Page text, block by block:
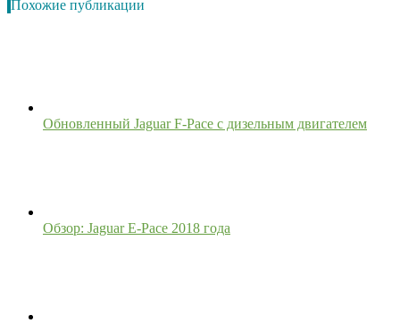
Похожие публикации
Обновленный Jaguar F-Pace с дизельным двигателем
Обзор: Jaguar E-Pace 2018 года